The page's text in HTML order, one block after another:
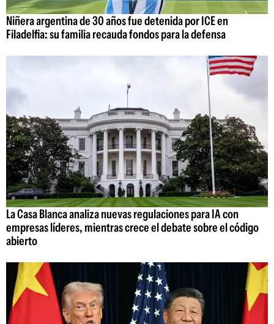
Niñera argentina de 30 años fue detenida por ICE en
Filadelfia: su familia recauda fondos para la defensa
La Casa Blanca analiza nuevas regulaciones para IA con
empresas líderes, mientras crece el debate sobre el código
abierto